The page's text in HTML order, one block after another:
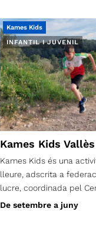
INFANTIL I JUVENIL
Kames Kids
Kames Kids Vallès
Kames Kids és una
lleure, adscrita a
lucre, coordinada pel
Terrassa.
De setembre a juny